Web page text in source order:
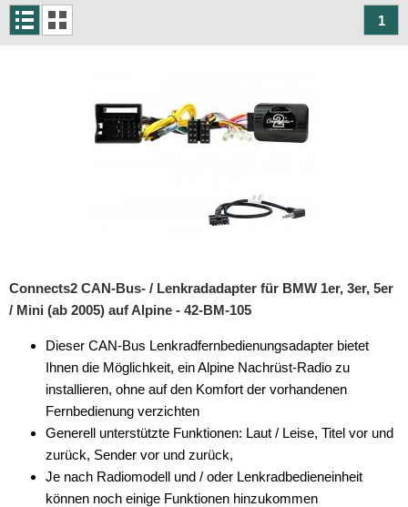
Navigationssysteme
Antennenkabel
Antennensplitter
Antennenstab
Antennenstecker
Antennenverstärker
Antennenzubehör
1
Connects2 CAN-Bus- / Lenkradadapter für BMW 1er, 3er, 5er
/ Mini (ab 2005) auf Alpine - 42-BM-105
Dieser CAN-Bus Lenkradfernbedienungsadapter bietet
Ihnen die Möglichkeit, ein Alpine Nachrüst-Radio zu
installieren, ohne auf den Komfort der vorhandenen
Fernbedienung verzichten
Generell unterstützte Funktionen: Laut / Leise, Titel vor und
zurück, Sender vor und zurück,
Je nach Radiomodell und / oder Lenkradbedieneinheit
können noch einige Funktionen hinzukommen